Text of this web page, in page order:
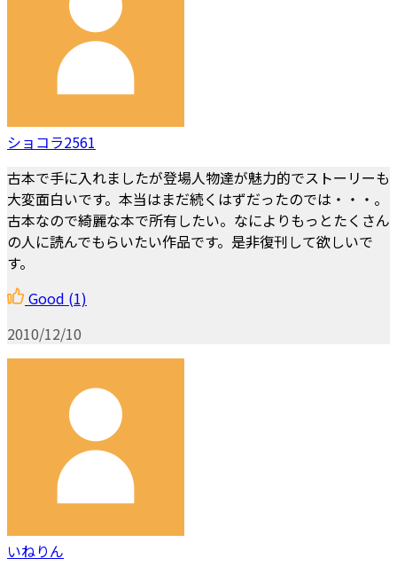
ショコラ2561
古本で手に入れましたが登場人物達が魅力的でストーリーも
大変面白いです。本当はまだ続くはずだったのでは・・・。
古本なので綺麗な本で所有したい。なによりもっとたくさん
の人に読んでもらいたい作品です。是非復刊して欲しいで
す。
Good (1)
2010/12/10
いねりん